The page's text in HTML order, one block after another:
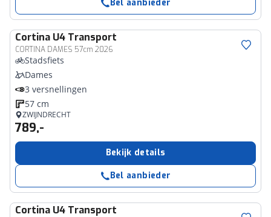
Bel aanbieder
Cortina U4 Transport
CORTINA DAMES 57cm 2026
Stadsfiets
Dames
3 versnellingen
57 cm
ZWIJNDRECHT
789,-
Bekijk details
Bel aanbieder
Cortina U4 Transport